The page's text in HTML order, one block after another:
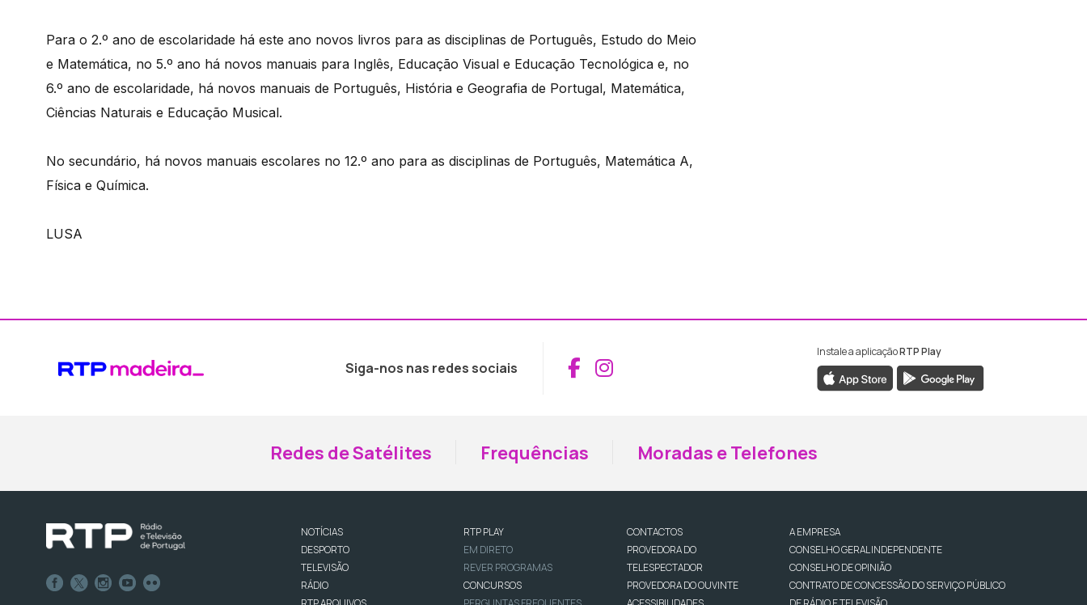
Para o 2.º ano de escolaridade há este ano novos livros para as disciplinas de Português, Estudo do Meio
e Matemática, no 5.º ano há novos manuais para Inglês, Educação Visual e Educação Tecnológica e, no
6.º ano de escolaridade, há novos manuais de Português, História e Geografia de Portugal, Matemática,
Ciências Naturais e Educação Musical.
No secundário, há novos manuais escolares no 12.º ano para as disciplinas de Português, Matemática A,
Física e Química.
LUSA
Siga-nos nas redes sociais Aceder ao Facebook da RTP Madeira
Aceder ao Instagram da RTP Madeira
Instale a aplicaçãoRTP Play
Redes de Satélites Frequências Moradas e Telefones
NOTÍCIAS
DESPORTO
TELEVISÃO
RÁDIO
RTP PLAY
EM DIRETO
REVER PROGRAMAS
CONCURSOS
CONTACTOS
PROVEDORA DO
TELESPECTADOR
PROVEDORA DO OUVINTE
A EMPRESA
CONSELHO GERAL INDEPENDENTE
CONSELHO DE OPINIÃO
CONTRATO DE CONCESSÃO DO SERVIÇO PÚBLICO